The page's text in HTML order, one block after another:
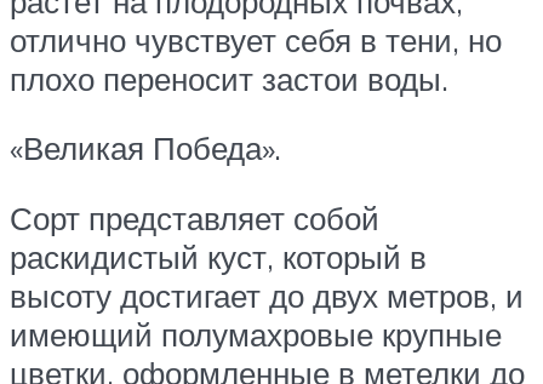
отлично чувствует себя в тени, но
плохо переносит застои воды.
«Великая Победа».
Сорт представляет собой
раскидистый куст, который в
высоту достигает до двух метров, и
имеющий полумахровые крупные
цветки, оформленные в метелки до